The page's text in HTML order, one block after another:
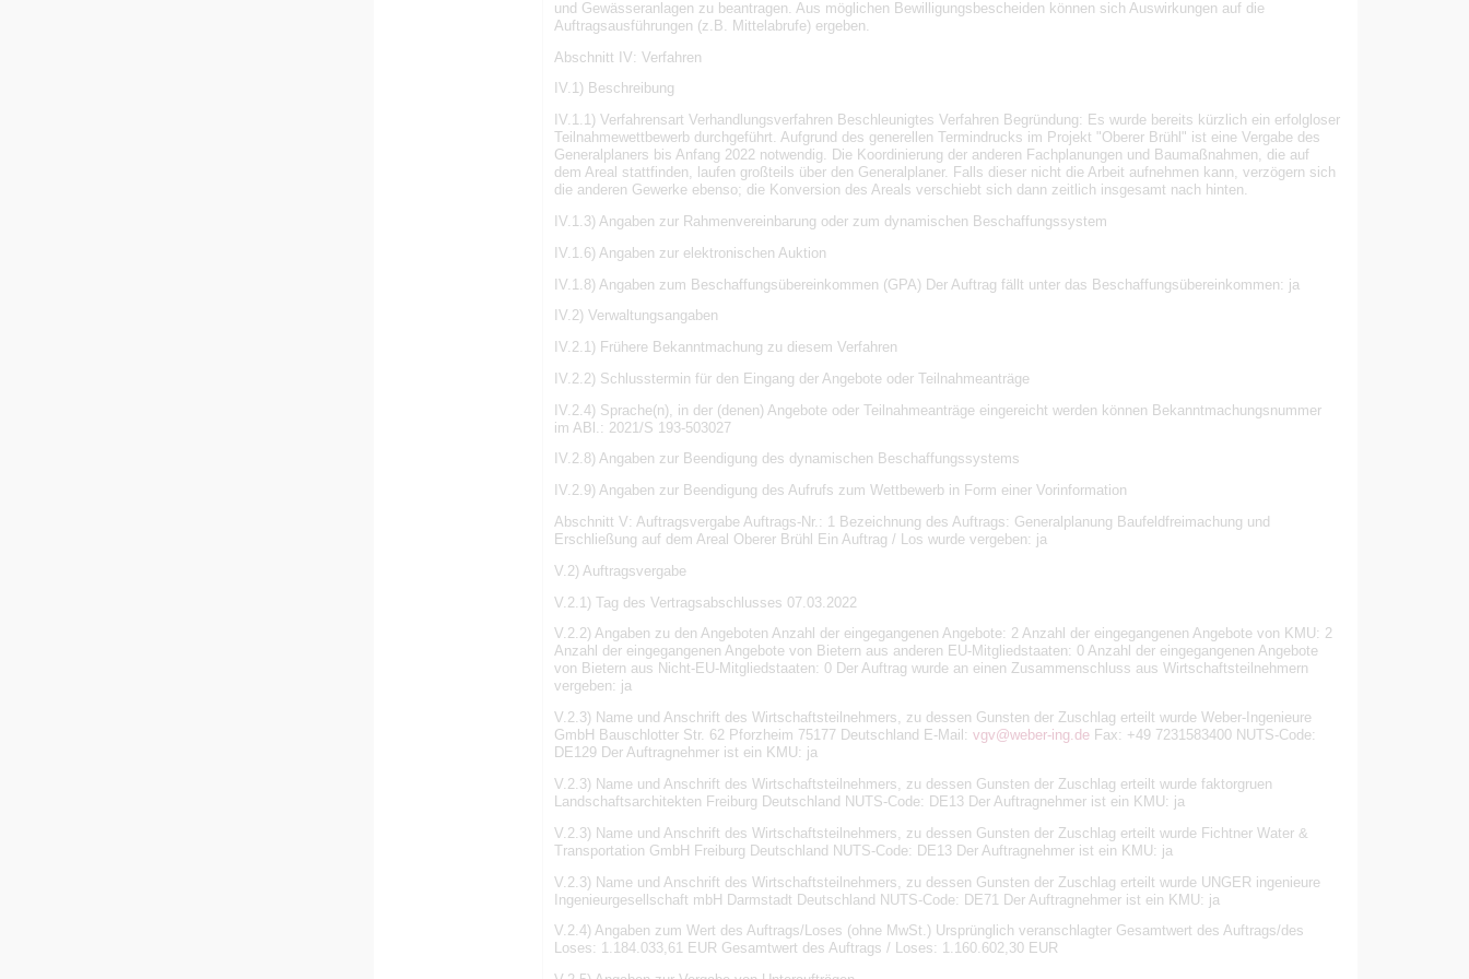
und Gewässeranlagen zu beantragen. Aus möglichen Bewilligungsbescheiden können sich Auswirkungen auf die
Auftragsausführungen (z.B. Mittelabrufe) ergeben.
Abschnitt IV: Verfahren
IV.1) Beschreibung
IV.1.1) Verfahrensart Verhandlungsverfahren Beschleunigtes Verfahren Begründung: Es wurde bereits kürzlich ein erfolgloser
Teilnahmewettbewerb durchgeführt. Aufgrund des generellen Termindrucks im Projekt "Oberer Brühl" ist eine Vergabe des
Generalplaners bis Anfang 2022 notwendig. Die Koordinierung der anderen Fachplanungen und Baumaßnahmen, die auf
dem Areal stattfinden, laufen großteils über den Generalplaner. Falls dieser nicht die Arbeit aufnehmen kann, verzögern sich
die anderen Gewerke ebenso; die Konversion des Areals verschiebt sich dann zeitlich insgesamt nach hinten.
IV.1.3) Angaben zur Rahmenvereinbarung oder zum dynamischen Beschaffungssystem
IV.1.6) Angaben zur elektronischen Auktion
IV.1.8) Angaben zum Beschaffungsübereinkommen (GPA) Der Auftrag fällt unter das Beschaffungsübereinkommen: ja
IV.2) Verwaltungsangaben
IV.2.1) Frühere Bekanntmachung zu diesem Verfahren
IV.2.2) Schlusstermin für den Eingang der Angebote oder Teilnahmeanträge
IV.2.4) Sprache(n), in der (denen) Angebote oder Teilnahmeanträge eingereicht werden können Bekanntmachungsnummer
im ABl.: 2021/S 193-503027
IV.2.8) Angaben zur Beendigung des dynamischen Beschaffungssystems
IV.2.9) Angaben zur Beendigung des Aufrufs zum Wettbewerb in Form einer Vorinformation
Abschnitt V: Auftragsvergabe Auftrags-Nr.: 1 Bezeichnung des Auftrags: Generalplanung Baufeldfreimachung und
Erschließung auf dem Areal Oberer Brühl Ein Auftrag / Los wurde vergeben: ja
V.2) Auftragsvergabe
V.2.1) Tag des Vertragsabschlusses 07.03.2022
V.2.2) Angaben zu den Angeboten Anzahl der eingegangenen Angebote: 2 Anzahl der eingegangenen Angebote von KMU: 2
Anzahl der eingegangenen Angebote von Bietern aus anderen EU-Mitgliedstaaten: 0 Anzahl der eingegangenen Angebote
von Bietern aus Nicht-EU-Mitgliedstaaten: 0 Der Auftrag wurde an einen Zusammenschluss aus Wirtschaftsteilnehmern
vergeben: ja
V.2.3) Name und Anschrift des Wirtschaftsteilnehmers, zu dessen Gunsten der Zuschlag erteilt wurde Weber-Ingenieure
GmbH Bauschlotter Str. 62 Pforzheim 75177 Deutschland E-Mail: vgv@weber-ing.deFax: +49 7231583400 NUTS-Code:
DE129 Der Auftragnehmer ist ein KMU: ja
V.2.3) Name und Anschrift des Wirtschaftsteilnehmers, zu dessen Gunsten der Zuschlag erteilt wurde faktorgruen
Landschaftsarchitekten Freiburg Deutschland NUTS-Code: DE13 Der Auftragnehmer ist ein KMU: ja
V.2.3) Name und Anschrift des Wirtschaftsteilnehmers, zu dessen Gunsten der Zuschlag erteilt wurde Fichtner Water &
Transportation GmbH Freiburg Deutschland NUTS-Code: DE13 Der Auftragnehmer ist ein KMU: ja
V.2.3) Name und Anschrift des Wirtschaftsteilnehmers, zu dessen Gunsten der Zuschlag erteilt wurde UNGER ingenieure
Ingenieurgesellschaft mbH Darmstadt Deutschland NUTS-Code: DE71 Der Auftragnehmer ist ein KMU: ja
V.2.4) Angaben zum Wert des Auftrags/Loses (ohne MwSt.) Ursprünglich veranschlagter Gesamtwert des Auftrags/des
Loses: 1.184.033,61 EUR Gesamtwert des Auftrags / Loses: 1.160.602,30 EUR